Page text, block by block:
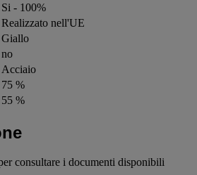
Si - 100%
Realizzato nell'UE
Giallo
no
Acciaio
75 %
55 %
consultare i documenti disponibili